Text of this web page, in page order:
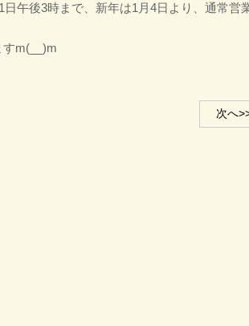
日午後3時まで、新年は1月4日より、通常営
m(__)m
次へ